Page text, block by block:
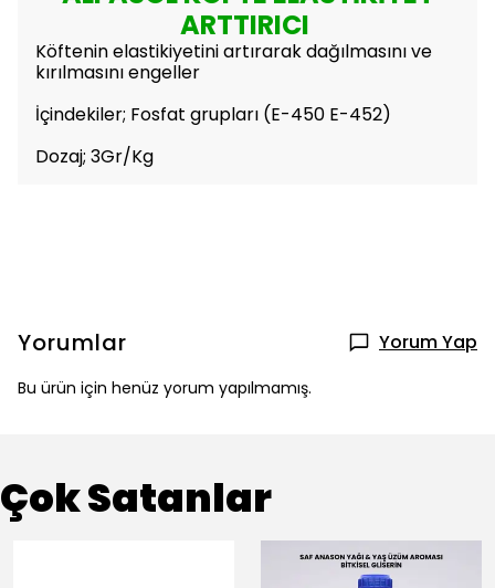
ARTTIRICI
Köftenin elastikiyetini artırarak dağılmasını ve
kırılmasını engeller
İçindekiler; Fosfat grupları (E-450 E-452)
Dozaj; 3Gr/Kg
Yorumlar Yorum Yap
Bu ürün için henüz yorum yapılmamış.
Çok Satanlar